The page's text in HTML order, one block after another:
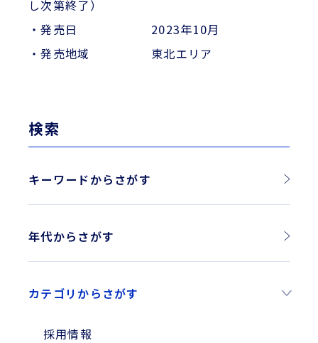
検索
キーワードからさがす
年代からさがす
2025年
2024年
カテゴリからさがす
採用情報
し次第終了）
・発売日 2023年10月
・発売地域 東北エリア